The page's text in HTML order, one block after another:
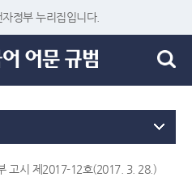
정부 누리집입니다.
고시 제2017-12호(2017. 3. 28.)